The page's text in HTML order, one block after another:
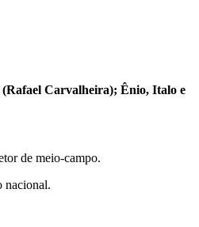
Carvalheira); Ênio, Italo e
de meio-campo.
nacional.